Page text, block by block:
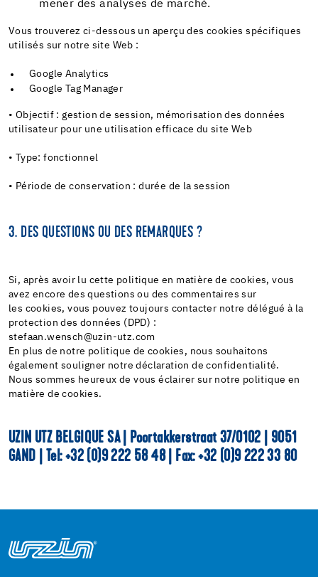
mener des analyses de marché.
Vous trouverez ci-dessous un aperçu des cookies spécifiques
utilisés sur notre site Web :
Google Analytics
Google Tag Manager
• Objectif : gestion de session, mémorisation des données
utilisateur pour une utilisation efficace du site Web
• Type: fonctionnel
• Période de conservation : durée de la session
3. DES QUESTIONS OU DES REMARQUES ?
Si, après avoir lu cette politique en matière de cookies, vous
avez encore des questions ou des commentaires sur
les cookies, vous pouvez toujours contacter notre délégué à la
protection des données (DPD) :
stefaan.wensch@uzin-utz.com
En plus de notre politique de cookies, nous souhaitons
également souligner notre déclaration de confidentialité.
Nous sommes heureux de vous éclairer sur notre politique en
matière de cookies.
UZIN UTZ BELGIQUE SA | Poortakkerstraat 37/0102 | 9051
GAND | Tel: +32 (0)9 222 58 48 | Fax: +32 (0)9 222 33 80